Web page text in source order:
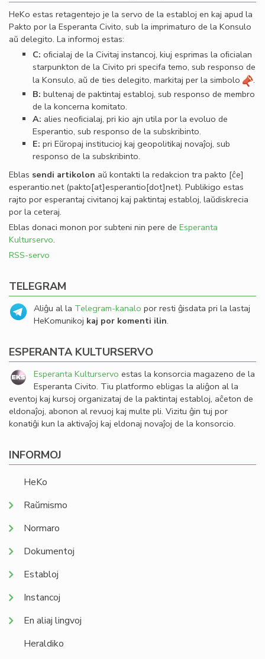
HeKo estas retagentejo je la servo de la establoj en kaj apud la
Pakto por la Esperanta Civito, sub la imprimaturo de la Konsulo
aŭ delegito. La informoj estas:
C: oﬁcialaj de la Civitaj instancoj, kiuj esprimas la oﬁcialan
starpunkton de la Civito pri specifa temo, sub responso de
la Konsulo, aŭ de ties delegito, markitaj per la simbolo
.
B: bultenaj de paktintaj establoj, sub responso de membro
de la koncerna komitato.
A: alies neoﬁcialaj, pri kio ajn utila por la evoluo de
Esperantio, sub responso de la subskribinto.
E: pri Eŭropaj institucioj kaj geopolitikaj novaĵoj, sub
responso de la subskribinto.
Eblas sendi artikolon aŭ kontakti la redakcion tra pakto [ĉe]
esperantio.net(pakto[at]esperantio[dot]net). Publikigo estas
rajto por esperantaj civitanoj kaj paktintaj establoj, laŭdiskrecia
por la ceteraj.
Eblas donaci monon por subteni nin pere de Esperanta
Kulturservo.
RSS-servo
TELEGRAM
Aliĝu al la Telegram-kanalo por resti ĝisdata pri la lastaj
HeKomunikoj kaj por komenti ilin.
ESPERANTA KULTURSERVO
Esperanta Kulturservo estas la konsorcia magazeno de la
Esperanta Civito. Tiu platformo ebligas la aliĝon al la
eventoj kaj kursoj organizataj de la paktintaj establoj, aĉeton de
eldonaĵoj, abonon al revuoj kaj multe pli. Vizitu ĝin tuj por
konatiĝi kun la aktivaĵoj kaj eldonaj novaĵoj de la konsorcio.
INFORMOJ
HeKo
Raŭmismo
Normaro
Dokumentoj
Establoj
Instancoj
En aliaj lingvoj
Heraldiko